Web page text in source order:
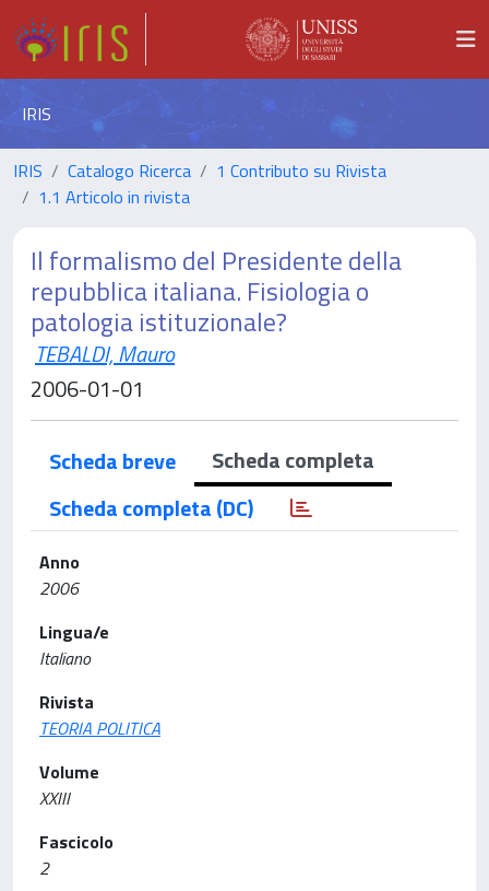
IRIS
IRIS Catalogo Ricerca
1 Contributo su Rivista
1.1 Articolo in rivista
Il formalismo del Presidente della
repubblica italiana. Fisiologia o
patologia istituzionale?
TEBALDI, Mauro
2006-01-01
Scheda breve
Scheda completa
Scheda completa (DC)
Anno
2006
Lingua/e
Italiano
Rivista
TEORIA POLITICA
Volume
XXIII
Fascicolo
2